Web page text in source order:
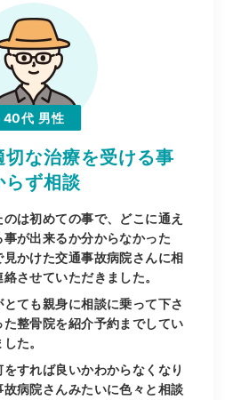
40代 男性
切な治療を受ける事
らず相談
は初めての事で、どこに通え
が出来るか分からなかった
かけた交通事故病院さんに相
させていただきました。
ても親身に相談に乗って下さ
整骨院を紹介予約までしてい
た。
すれば良いかわからなくなり
病院さんみたいに色々と相談